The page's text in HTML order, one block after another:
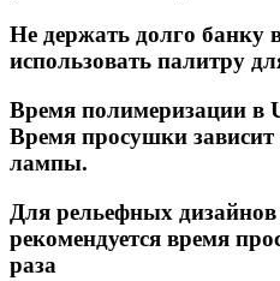
Не держать долго банку
использовать палитру
Время полимеризации в
Время просушки
лампы.
Для рельефных
рекомендуется время
раза